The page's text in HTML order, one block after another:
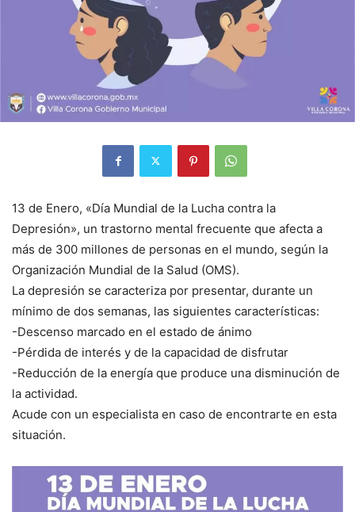
13 de Enero, «Día Mundial de la Lucha contra la
Depresión», un trastorno mental frecuente que afecta a
más de 300 millones de personas en el mundo, según la
Organización Mundial de la Salud (OMS).
La depresión se caracteriza por presentar, durante un
mínimo de dos semanas, las siguientes características:
-Descenso marcado en el estado de ánimo
-Pérdida de interés y de la capacidad de disfrutar
-Reducción de la energía que produce una disminución de
la actividad.
Acude con un especialista en caso de encontrarte en esta
situación.